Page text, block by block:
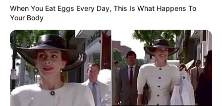
When You Eat Eggs Every Day, This Is What Happens To
Your Body